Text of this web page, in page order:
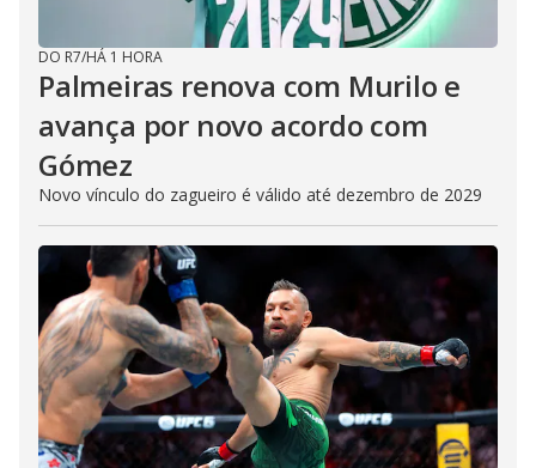
DO R7/HÁ 1 HORA
Palmeiras renova com Murilo e
avança por novo acordo com
Gómez
Novo vínculo do zagueiro é válido até dezembro de 2029